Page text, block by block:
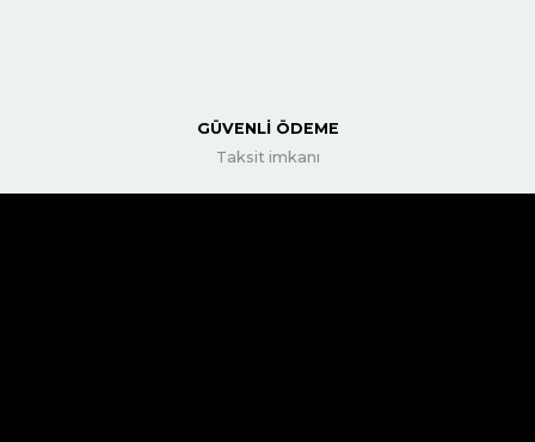
GÜVENLİ ÖDEME
Taksit imkanı